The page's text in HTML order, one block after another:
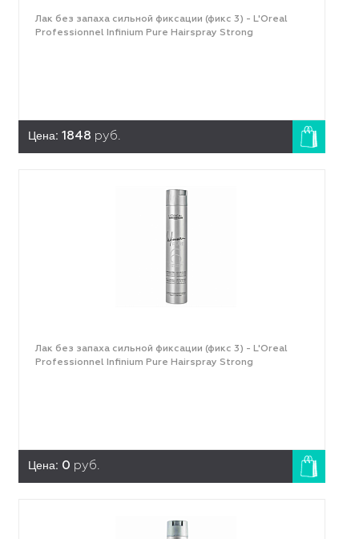
Лак без запаха сильной фиксации (фикс 3) - L'Оreal
Professionnel Infinium Pure Hairspray Strong
Цена: 1848 руб.
Лак без запаха сильной фиксации (фикс 3) - L'Оreal
Professionnel Infinium Pure Hairspray Strong
Цена: 0 руб.